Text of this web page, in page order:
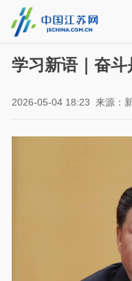
学习新语｜奋
2026-05-04 18:23 来源：